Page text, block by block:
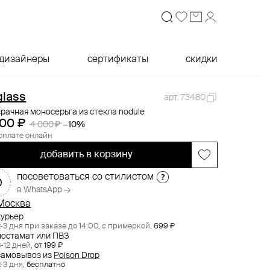
сертификаты скидки
арт. 73480
моносерьга из стекла nodule
₽ 4 000 ₽ −10%
онлайн
добавить в корзину
посоветоваться со стилистом
в WhatsApp →
3 дня при заказе до 14:00,с примеркой, 699 ₽
или ПВЗ
12 дней,от 199 ₽
из Poison Drop
3 дня,бесплатно